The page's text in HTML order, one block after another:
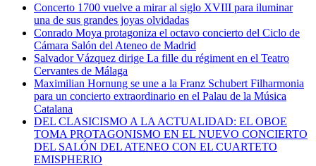
Concerto 1700 vuelve a mirar al siglo XVIII para iluminar
una de sus grandes joyas olvidadas
Conrado Moya protagoniza el octavo concierto del Ciclo de
Cámara Salón del Ateneo de Madrid
Salvador Vázquez dirige La fille du régiment en el Teatro
Cervantes de Málaga
Maximilian Hornung se une a la Franz Schubert Filharmonia
para un concierto extraordinario en el Palau de la Música
Catalana
DEL CLASICISMO A LA ACTUALIDAD: EL OBOE
TOMA PROTAGONISMO EN EL NUEVO CONCIERTO
DEL SALÓN DEL ATENEO CON EL CUARTETO
EMISPHERIO